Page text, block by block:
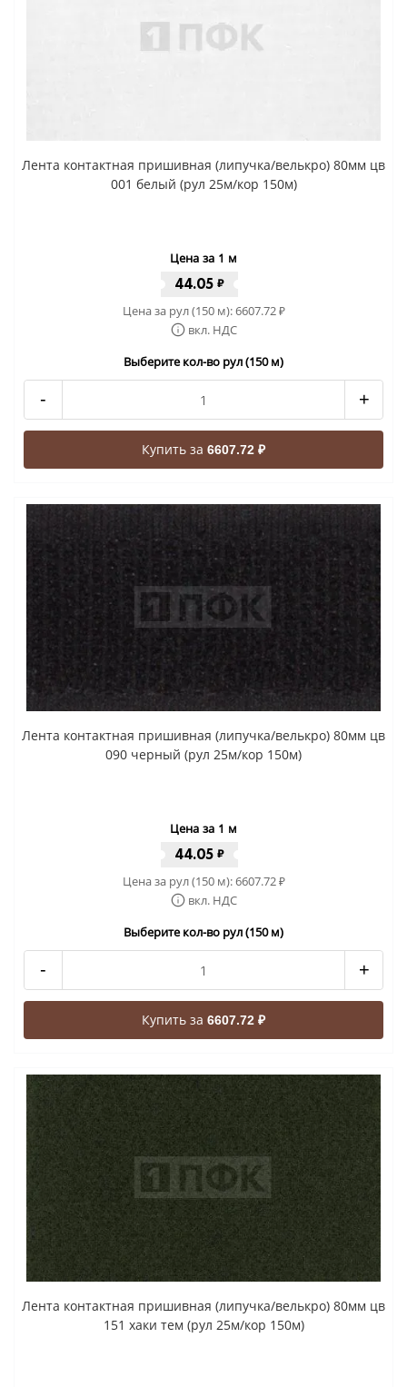
Лента контактная пришивная (липучка/велькро) 80мм цв
001 белый (рул 25м/кор 150м)
Цена за 1 м
44.05 ₽
Цена за рул (150 м):6607.72₽
вкл. НДС
Выберите кол-во рул (150 м)
- +
Купить за 6607.72 ₽
Лента контактная пришивная (липучка/велькро) 80мм цв
090 черный (рул 25м/кор 150м)
Цена за 1 м
44.05 ₽
Цена за рул (150 м):6607.72₽
вкл. НДС
Выберите кол-во рул (150 м)
- +
Купить за 6607.72 ₽
Лента контактная пришивная (липучка/велькро) 80мм цв
151 хаки тем (рул 25м/кор 150м)